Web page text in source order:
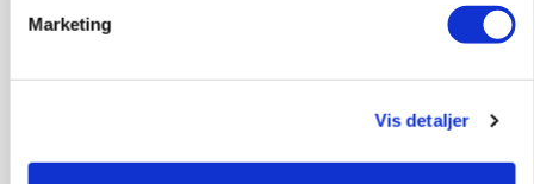
Marketing
Vis detaljer